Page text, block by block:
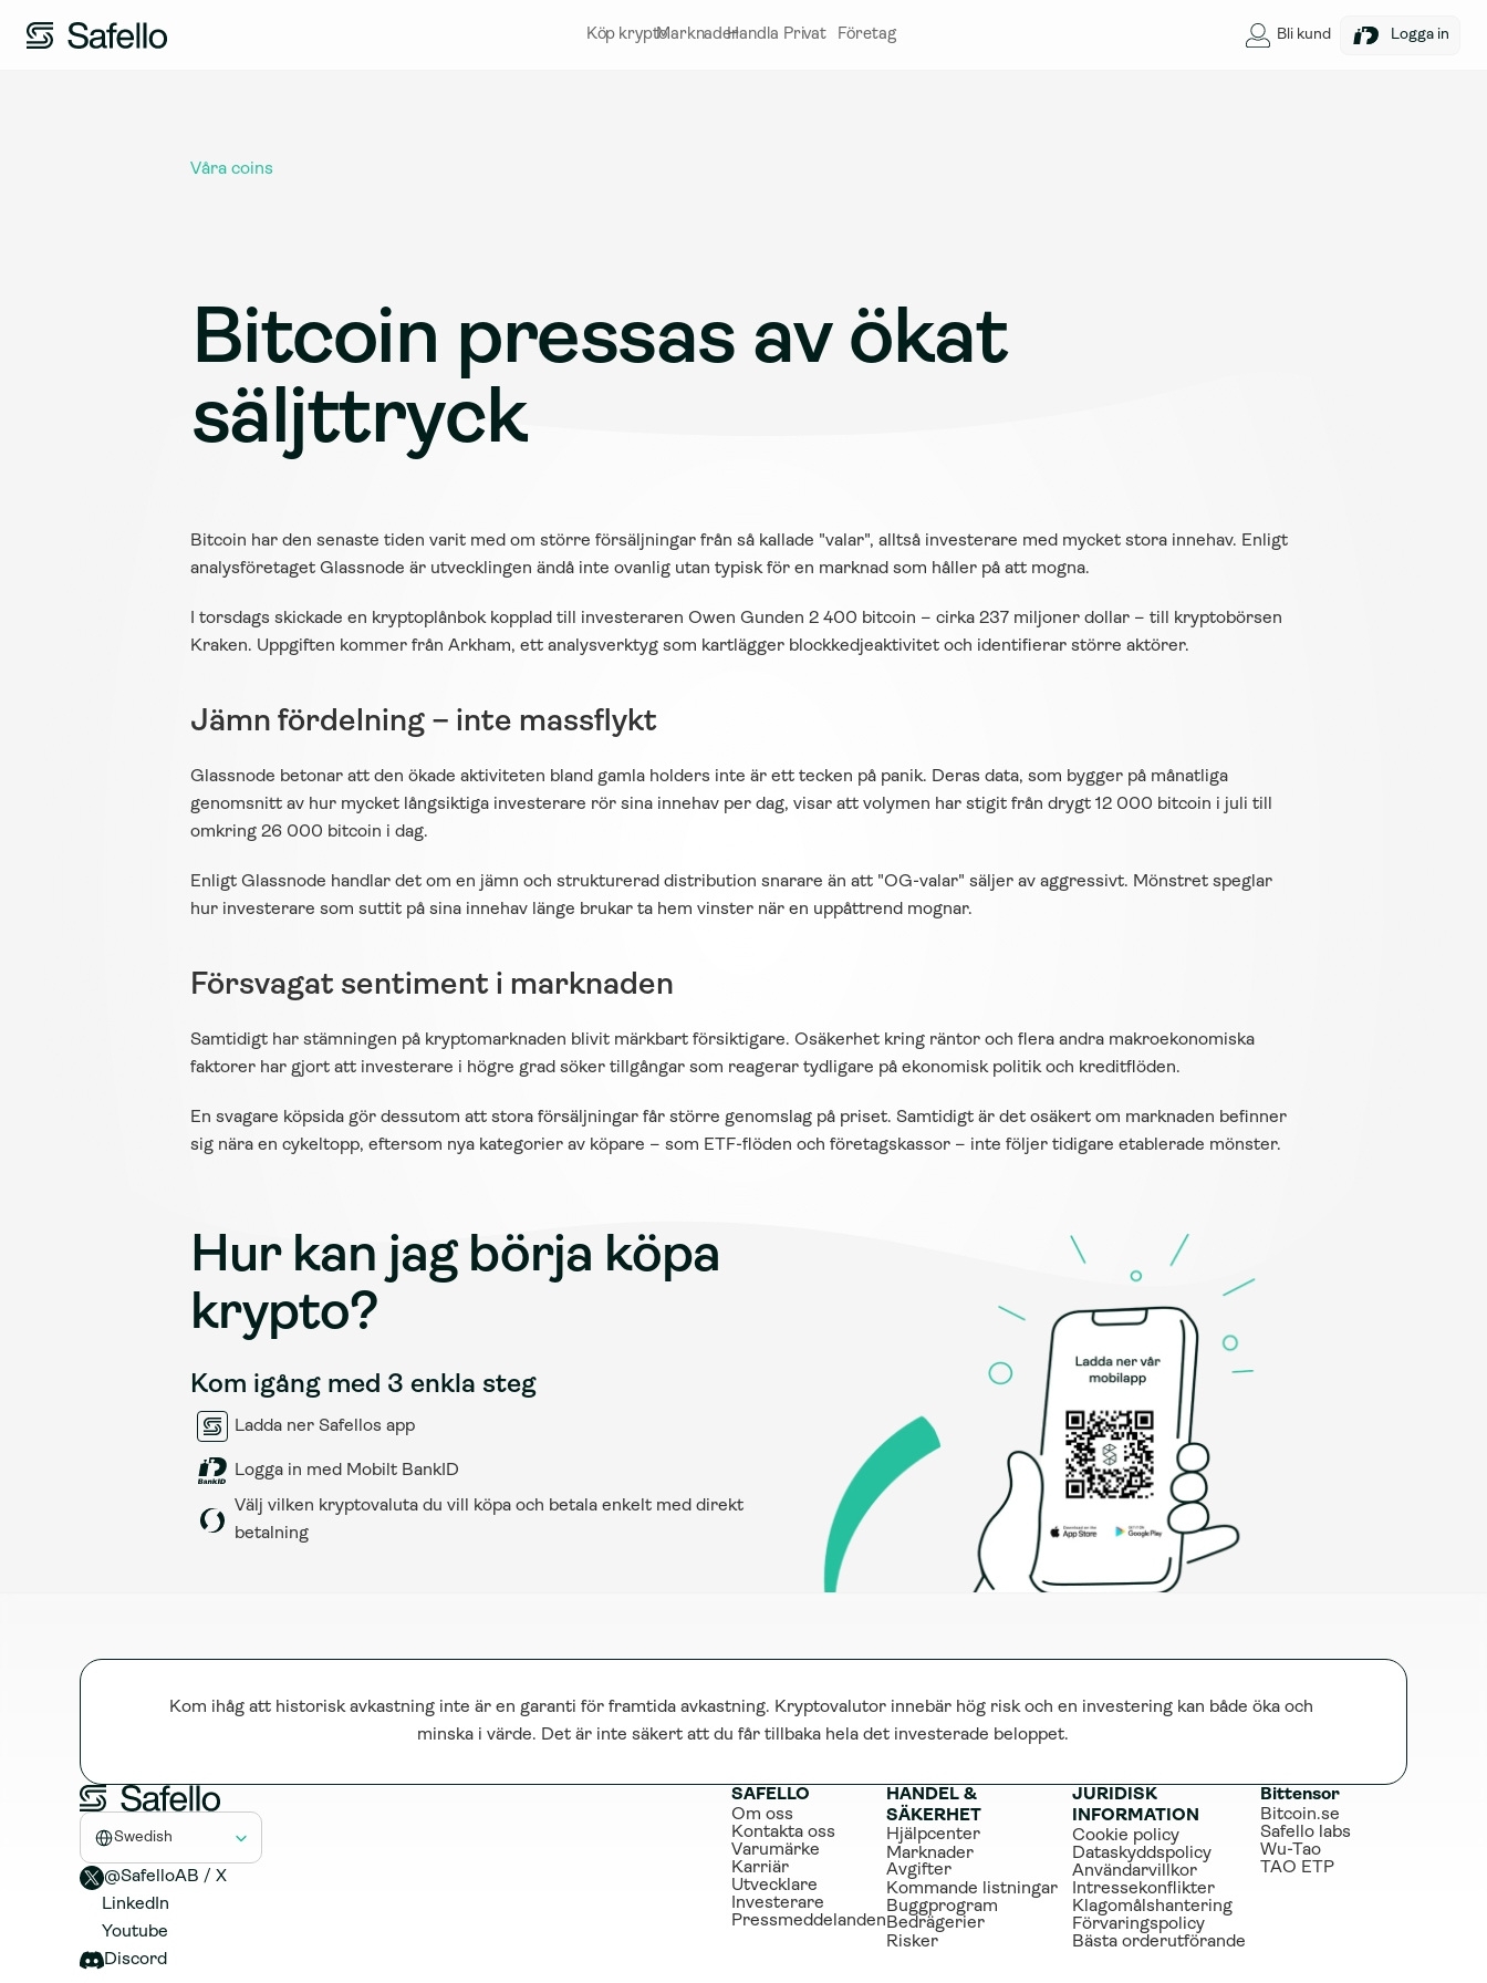
Köp kryptoMarknaderHandla Privat Företag Bli kund Logga in
Våra coins
Bitcoin pressas av ökat
säljttryck
Bitcoin har den senaste tiden varit med om större försäljningar från så kallade "valar", alltså investerare med mycket stora innehav. Enligt
analysföretaget Glassnode är utvecklingen ändå inte ovanlig utan typisk för en marknad som håller på att mogna.
I torsdags skickade en kryptoplånbok kopplad till investeraren Owen Gunden 2 400 bitcoin – cirka 237 miljoner dollar – till kryptobörsen
Kraken. Uppgiften kommer från Arkham, ett analysverktyg som kartlägger blockkedjeaktivitet och identifierar större aktörer.
Jämn fördelning – inte massflykt
Glassnode betonar att den ökade aktiviteten bland gamla holders inte är ett tecken på panik. Deras data, som bygger på månatliga
genomsnitt av hur mycket långsiktiga investerare rör sina innehav per dag, visar att volymen har stigit från drygt 12 000 bitcoin i juli till
omkring 26 000 bitcoin i dag.
Enligt Glassnode handlar det om en jämn och strukturerad distribution snarare än att "OG-valar" säljer av aggressivt. Mönstret speglar
hur investerare som suttit på sina innehav länge brukar ta hem vinster när en uppåttrend mognar.
Försvagat sentiment i marknaden
Samtidigt har stämningen på kryptomarknaden blivit märkbart försiktigare. Osäkerhet kring räntor och flera andra makroekonomiska
faktorer har gjort att investerare i högre grad söker tillgångar som reagerar tydligare på ekonomisk politik och kreditflöden.
En svagare köpsida gör dessutom att stora försäljningar får större genomslag på priset. Samtidigt är det osäkert om marknaden befinner
sig nära en cykeltopp, eftersom nya kategorier av köpare – som ETF-flöden och företagskassor – inte följer tidigare etablerade mönster.
Hur kan jag börja köpa
krypto?
Kom igång med 3 enkla steg
Ladda ner Safellos app
Logga in med Mobilt BankID
Välj vilken kryptovaluta du vill köpa och betala enkelt med direkt
betalning
Kom ihåg att historisk avkastning inte är en garanti för framtida avkastning. Kryptovalutor innebär hög risk och en investering kan både öka och
minska i värde. Det är inte säkert att du får tillbaka hela det investerade beloppet.
Select Language
Swedish
@SafelloAB / X
LinkedIn
Youtube
Discord
SAFELLO
Om oss
Kontakta oss
Varumärke
Karriär
Utvecklare
Investerare
Pressmeddelanden
HANDEL &
SÄKERHET
Hjälpcenter
Marknader
Avgifter
Kommande listningar
Buggprogram
Bedrägerier
Risker
JURIDISK
INFORMATION
Cookie policy
Dataskyddspolicy
Användarvillkor
Intressekonflikter
Klagomålshantering
Förvaringspolicy
Bästa orderutförande
Bittensor
Bitcoin.se
Safello labs
Wu-Tao
TAO ETP